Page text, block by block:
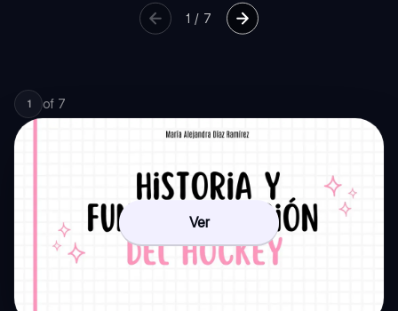
1 / 7
1 of 7
Ver